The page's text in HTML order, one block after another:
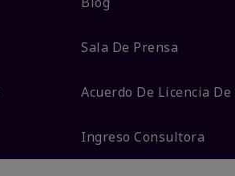
Sala De Prensa
Acuerdo De Licencia
Ingreso Consultora